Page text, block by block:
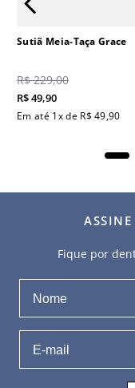
Sutiã Meia-Taça Grace
R$ 229,00
R$49,90
Em até 1x de R$ 49,90
Fique por